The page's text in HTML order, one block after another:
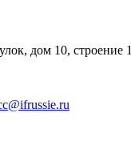
дом 10, строение 1